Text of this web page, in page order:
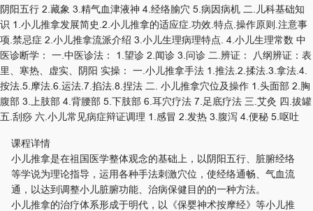
阴阳五行 2.藏象 3.精气血津液神 4.经络腧穴 5.病因病机 二.儿科基础知
识 1.小儿推拿发展简史.2.小儿推拿的适应症.功效.特点.操作原则.注意事
项.禁忌症 2.小儿推拿流派介绍 3.小儿生理病理特点. 4.小儿生理常数 中
医诊断学： 一.中医诊法： 1.望诊 2.闻诊 3.问诊 二.辨证： 八纲辨证：表
里、寒热、虚实、阴阳 实操： 一.小儿推拿手法 1.推法.2.揉法.3.拿法.4.
按法.5.摩法.6.运法.7.掐法.8.捏法 二. 小儿推拿穴位及操作 1.头面部 2.胸
腹部 3.上肢部 4.背腰部 5.下肢部 6.耳穴疗法 7.足底疗法 三.艾灸 四.拔罐
五.刮痧 六.小儿常见病症辩证调理 1.感冒 2.发热 3.腹泻 4.便秘 5.呕吐
课程详情
小儿推拿是在祖国医学整体观念的基础上，以阴阳五行、脏腑经络
等学说为理论指导，运用各种手法刺激穴位，使经络通畅、气血流
通，以达到调整小儿脏腑功能、治病保健目的的一种方法。
小儿推拿的治疗体系形成于明代，以《保婴神术按摩经》等小儿推